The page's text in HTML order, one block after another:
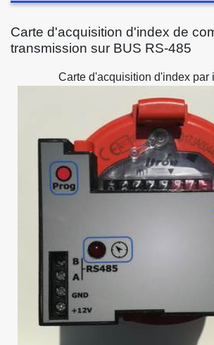
Carte d'acquisition d'index de
transmission sur BUS RS-485
Carte d'acquisition d'index par